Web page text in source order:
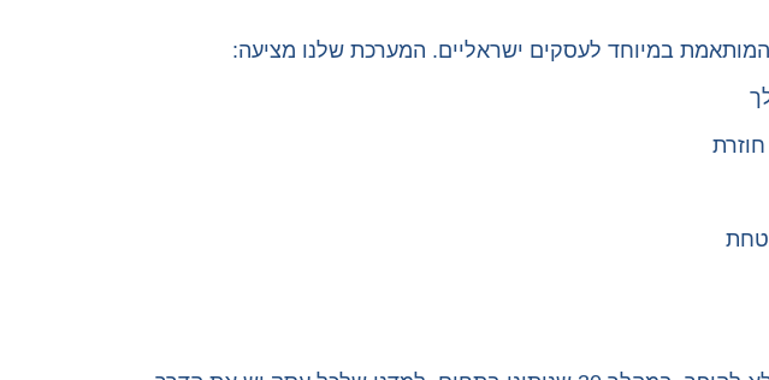
במיוחד לעסקים ישראליים. המערכת שלנו מציעה: